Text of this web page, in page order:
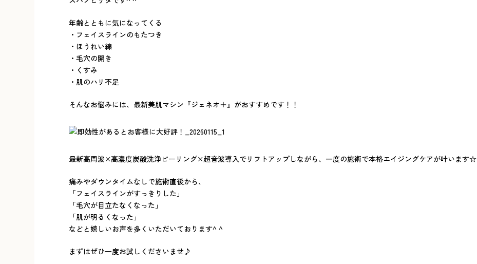
年齢とともに気になってくる
・フェイスラインのもたつき
・ほうれい線
・毛穴の開き
・くすみ
・肌のハリ不足
そんなお悩みには、最新美肌マシン『ジェネオ＋』がおすすめです！！
最新高周波×高濃度炭酸洗浄ピーリング×超音波導入でリフトアップしながら、一度の施術で本格エイジングケアが叶います☆
痛みやダウンタイムなしで施術直後から、
「フェイスラインがすっきりした」
「毛穴が目立たなくなった」
「肌が明るくなった」
などと嬉しいお声を多くいただいております^ ^
まずはぜひ一度お試しくださいませ♪